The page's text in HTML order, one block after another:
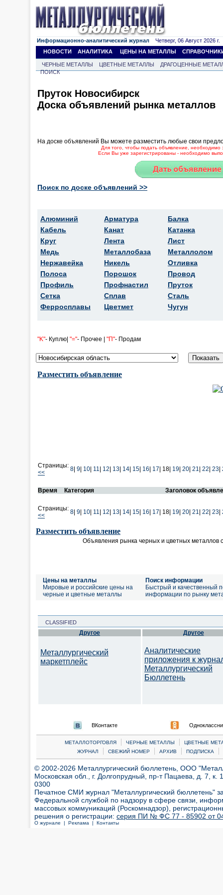
Информационно-аналитический журнал Четверг, 06 Август 2026 г.
НОВОСТИ
АНАЛИТИКА ЦЕНЫ НА МЕТАЛЛЫ
ЧЕРНЫЕ МЕТАЛЛЫ ЦВЕТНЫЕ МЕТАЛЛЫ
ДРАГОЦЕННЫЕ
ПОИСК
Пруток Новосибирск
Доска объявлений рынка металлов
На доске объявлений Вы можете разместить любые свои
Для того, чтобы подать объявление, необходимо
Если Вы уже зарегистрированы - необходимо
Поиск по доске объявлений >>
Алюминий
Кабель
Круг
Медь
Нержавейка
Полоса
Профиль
Сетка
Ферросплавы
Арматура
Канат
Лента
Металлобаза
Никель
Порошок
Профнастил
Сплав
Цветмет
Балка
Катанка
Лист
Металлолом
Отливка
Провод
Пруток
Сталь
Чугун
"K"- Куплю| "="- Прочее | "П"- Продам
Разместить объявление
Страницы:
<<
8 9 10 11 12 13 14 15 16 17 18| 19 20 21 22 23
Время Категория Заголовок
Страницы:
<<
8 9 10 11 12 13 14 15 16 17 18| 19 20 21 22 23
Разместить объявление
Объявления рынка черных и цветных металлов
Цены на металлы
Мировые и российские цены на
черные и цветные металлы
Поиск информации
Быстрый и качественный
информации по рынку
CLASSIFIED
Другое
Металлургический
маркетплейс
Другое
Аналитические
приложения к
Металлургический
Бюллетень
ВКонтакте
МЕТАЛЛОТОРГОВЛЯ | ЧЕРНЫЕ МЕТАЛЛЫ |
ЦВЕТНЫЕ
ЖУРНАЛ
| СВЕЖИЙ НОМЕР | АРХИВ | ПОДПИСКА |
© 2002-2026 Металлургический бюллетень, ООО
Московская обл., г. Долгопрудный, пр-т Пацаева, д. 7,
0300
Печатное СМИ журнал "Металлургический бюллетень"
Федеральной службой по надзору в сфере связи,
массовых коммуникаций (Роскомнадзор),
решения о регистрации: серия ПИ № ФС 77 - 85902 от 04
О журнале | Реклама | Контакты